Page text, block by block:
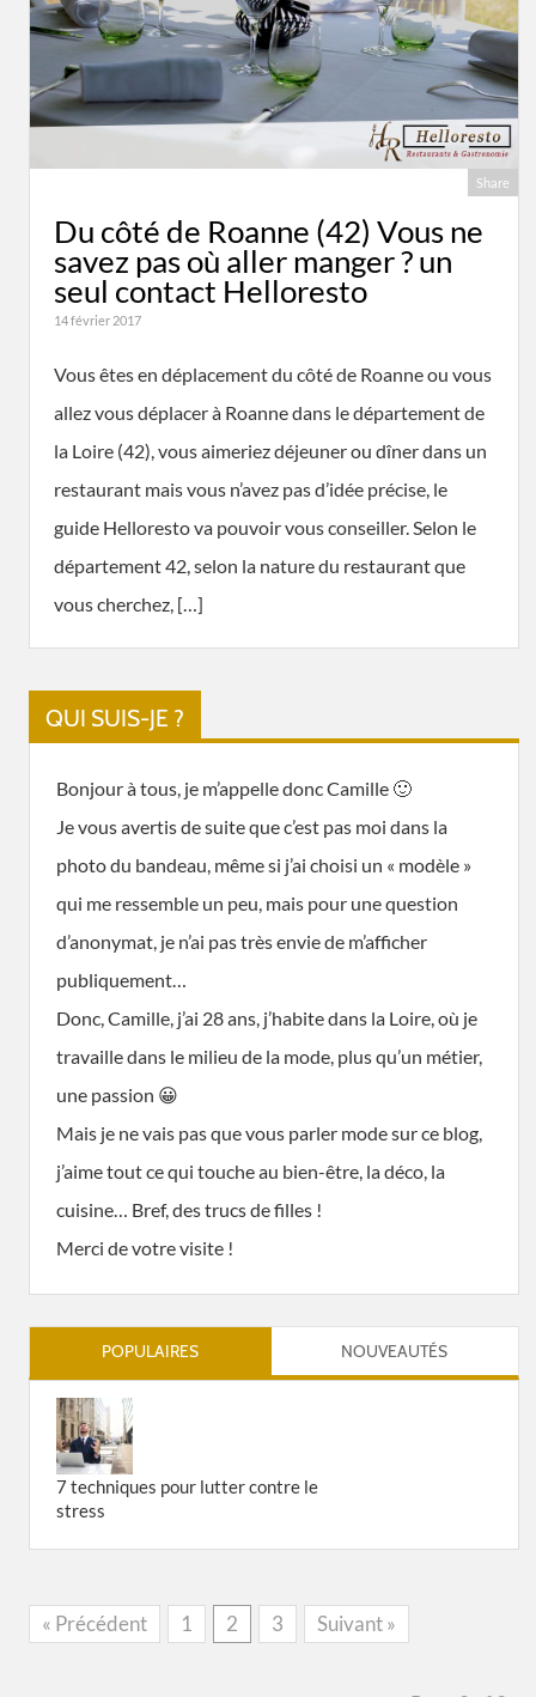
Share
Du côté de Roanne (42) Vous ne
savez pas où aller manger ? un
seul contact Helloresto
14 février 2017
Vous êtes en déplacement du côté de Roanne ou vous
allez vous déplacer à Roanne dans le département de
la Loire (42), vous aimeriez déjeuner ou dîner dans un
restaurant mais vous n’avez pas d’idée précise, le
guide Helloresto va pouvoir vous conseiller. Selon le
département 42, selon la nature du restaurant que
vous cherchez, […]
QUI SUIS-JE ?
Bonjour à tous, je m’appelle donc Camille 🙂
Je vous avertis de suite que c’est pas moi dans la
photo du bandeau, même si j’ai choisi un « modèle »
qui me ressemble un peu, mais pour une question
d’anonymat, je n’ai pas très envie de m’afficher
publiquement…
Donc, Camille, j’ai 28 ans, j’habite dans la Loire, où je
travaille dans le milieu de la mode, plus qu’un métier,
une passion 😀
Mais je ne vais pas que vous parler mode sur ce blog,
j’aime tout ce qui touche au bien-être, la déco, la
cuisine… Bref, des trucs de filles !
Merci de votre visite !
POPULAIRES NOUVEAUTÉS
7 techniques pour lutter contre le
stress
« Précédent 1 2 3 Suivant »